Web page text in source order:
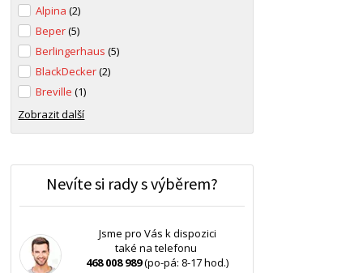
Alpina(2)
Beper(5)
Berlingerhaus(5)
BlackDecker(2)
Breville(1)
Zobrazit další
Nevíte si rady s výběrem?
Jsme pro Vás k dispozici
také na telefonu
468 008 989(po-pá: 8-17 hod.)